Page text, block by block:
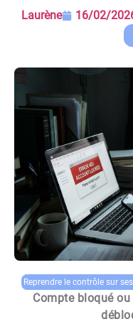
Laurène 16/02/
Reprendre le contrôle sur
Compte bloqué